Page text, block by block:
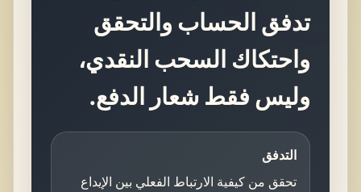
تدفق الحساب والتحقق
واحتكاك السحب النقدي،
وليس فقط شعار الدفع.
التدفق
تحقق من كيفية الارتباط الفعلي بين الإيداع